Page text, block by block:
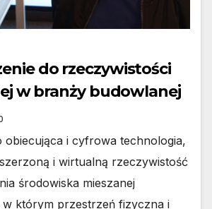
do rzeczywistości
w branży budowlanej
obiecująca i cyfrowa technologia,
i wirtualną rzeczywistość
środowiska mieszanej
którym przestrzeń fizyczna i